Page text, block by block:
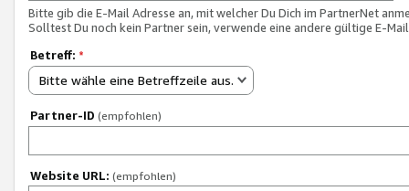
Bitte gib die E-Mail Adresse an, mit welcher Du Dich im PartnerNet
Solltest Du noch kein Partner sein, verwende eine andere gültige E-
Betreff: *
Bitte wähle eine Betreffzeile aus.
Partner-ID (empfohlen)
Website URL: (empfohlen)